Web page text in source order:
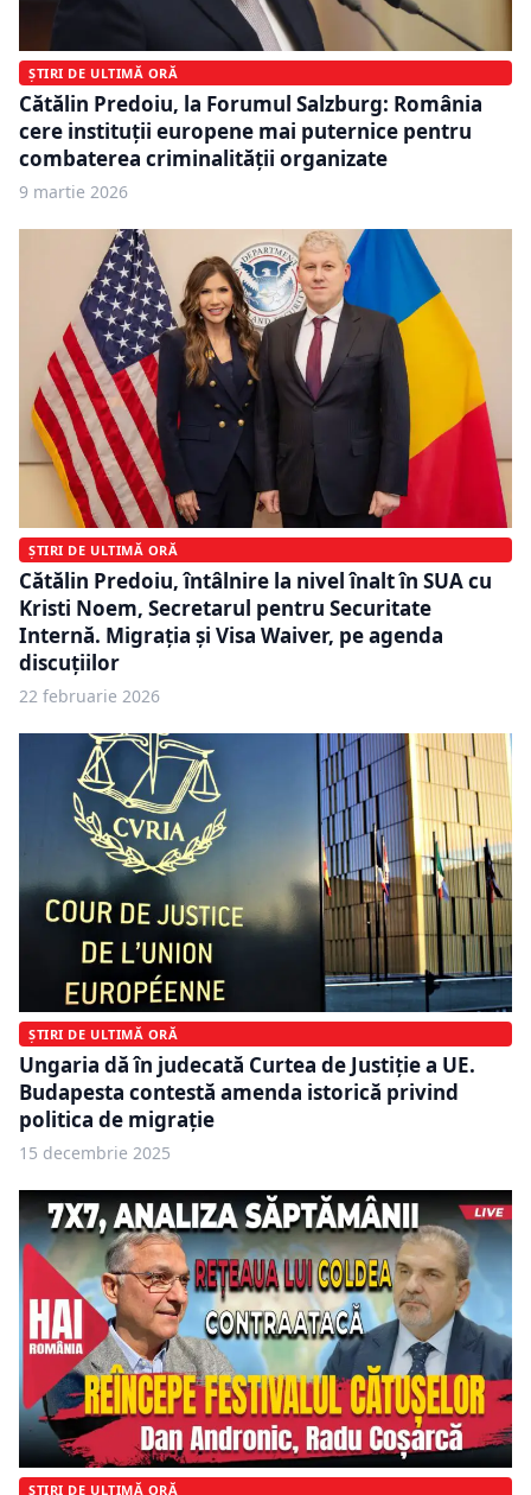
ȘTIRI DE ULTIMĂ ORĂ
Cătălin Predoiu, la Forumul Salzburg: România
cere instituții europene mai puternice pentru
combaterea criminalității organizate
9 martie 2026
ȘTIRI DE ULTIMĂ ORĂ
Cătălin Predoiu, întâlnire la nivel înalt în SUA cu
Kristi Noem, Secretarul pentru Securitate
Internă. Migrația și Visa Waiver, pe agenda
discuțiilor
22 februarie 2026
ȘTIRI DE ULTIMĂ ORĂ
Ungaria dă în judecată Curtea de Justiție a UE.
Budapesta contestă amenda istorică privind
politica de migrație
15 decembrie 2025
ȘTIRI DE ULTIMĂ ORĂ